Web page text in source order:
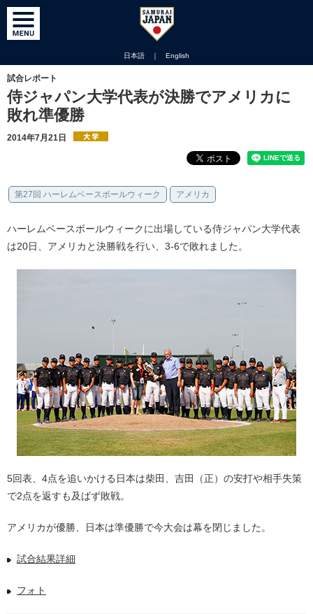
日本語 ｜ English
試合レポート
侍ジャパン大学代表が決勝でアメリカに
敗れ準優勝
2014年7月21日
第27回 ハーレムベースボールウィーク アメリカ
ハーレムベースボールウィークに出場している侍ジャパン大学代表
は20日、アメリカと決勝戦を行い、3-6で敗れました。
5回表、4点を追いかける日本は柴田、吉田（正）の安打や相手失策
で2点を返すも及ばず敗戦。
アメリカが優勝、日本は準優勝で今大会は幕を閉じました。
試合結果詳細
フォト